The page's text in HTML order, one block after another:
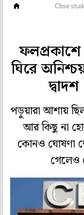
Cbse
ঘিরে
পড়ুয়ারা আশায়
আর কিছু না
কোনও ঘোষণা
গেলেও